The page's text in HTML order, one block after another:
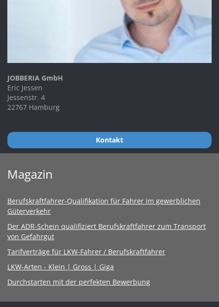
JOBBERIA GmbH
Eric Jessen
Jessenstr. 4
22767 Hamburg
Kontakt
Magazin
Berufskraftfahrer-Qualifikation für Fahrer im gewerblichen
Güterverkehr
Der ADR-Schein qualifiziert Berufskraftfahrer zum Transport
von Gefahrgut
Tarifverträge für LKW-Fahrer / Berufskraftfahrer
LKW-Arten - Klein | Gross | Giga
Durchstarten mit der perfekten Bewerbung